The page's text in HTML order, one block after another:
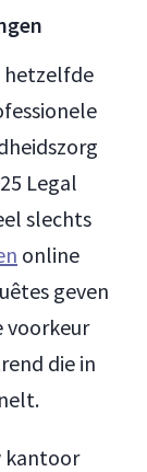
hetzelfde
Legal
slechts
online
geven
voorkeur
die in
kantoor